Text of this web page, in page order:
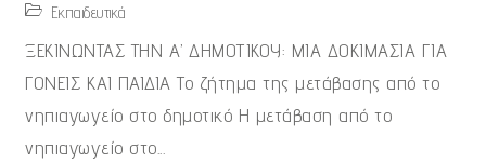
Εκπαιδευτικά
ΞΕΚΙΝΩΝΤΑΣ ΤΗΝ Α’ ΔΗΜΟΤΙΚΟΥ: ΜΙΑ ΔΟΚΙΜΑΣΙΑ ΓΙΑ
ΓΟΝΕΙΣ ΚΑΙ ΠΑΙΔΙΑ Το ζήτημα της μετάβασης από το
νηπιαγωγείο στο δημοτικό Η μετάβαση από το
νηπιαγωγείο στο...